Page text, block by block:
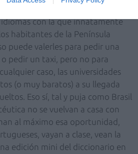
idiomas con la que innatamente
habitantes de la Península
puede valerles para pedir una
pedir un taxi, pero no para
caso, las universidades
(o muy baratos) a su llegada
Eso sí, tal y puja como Brasil
no se vuelvan a casa con
al máximo esa oportunidad,
vayan a clase, vean la
edición mini del diccionario en